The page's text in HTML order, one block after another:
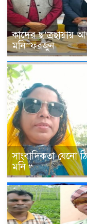
কাদের ছ’ত্রছায়ায়
মনি”ফরজুন
সাংবাদিকতা যেনো
মনি “